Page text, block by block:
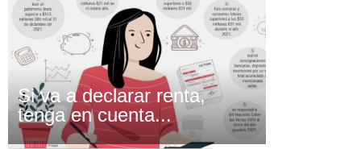
Si va a declarar renta,
tenga en cuenta...